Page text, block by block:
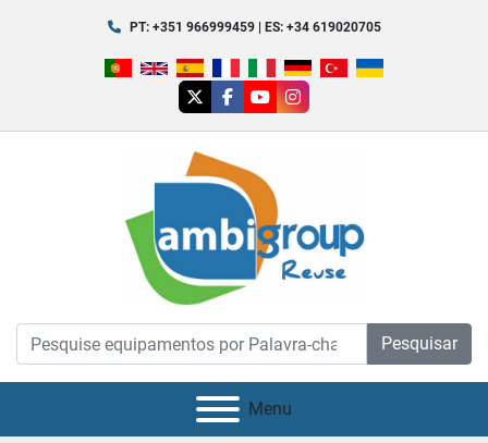
PT: +351 966999459 | ES: +34 619020705
twitterfacebook
youtubeinstagram
Pesquisar
Menu